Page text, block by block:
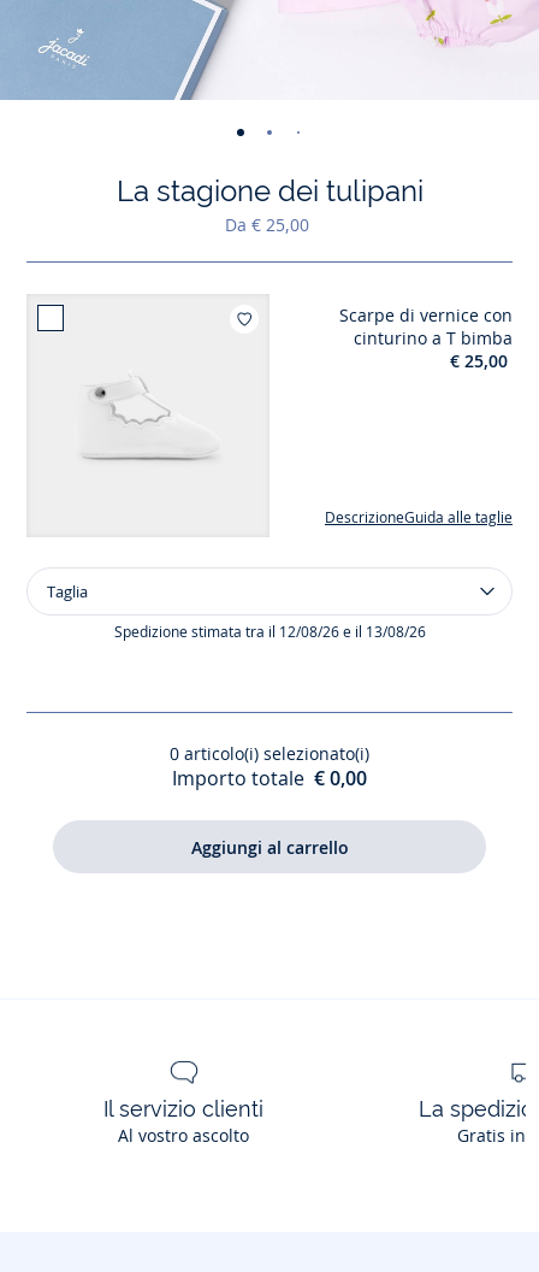
-
01 02 03 04 05 06 07
La stagione dei tulipani
Da € 25,00
Aggiungi ai
Scarpe di vernice con
cinturino a T bimba
€ 25,00
Descrizione Guida alle taglie
Taglia
Scarpe
cinturino
Taglia
Spedizione stimata tra il 12/08/26 e il 13/08/26
0 articolo(i) selezionato(i)
Importo totale € 0,00
Il servizio clienti
Al vostro ascolto
La
Gratis in